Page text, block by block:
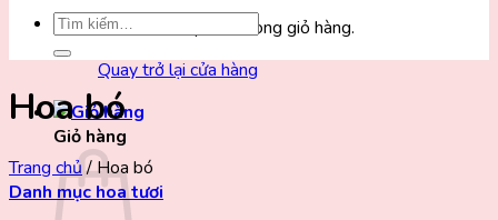
Chưa có sản phẩm trong giỏ hàng.
Quay trở lại cửa hàng
Giỏ hàng
Tìm
kiếm:
Hoa bó
Trang chủ /Hoa bó
Danh mục hoa tươi